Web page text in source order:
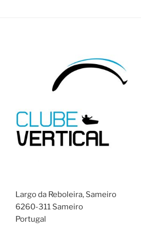
Largo da Reboleira, Sameiro
6260-311 Sameiro
Portugal